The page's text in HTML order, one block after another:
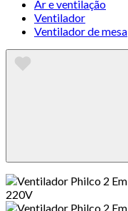
Ar e ventilação
Ventilador
Ventilador de mesa